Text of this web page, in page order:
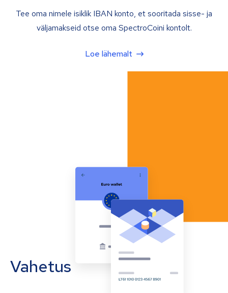
Tee oma nimele isiklik IBAN konto, et sooritada sisse- ja
väljamakseid otse oma SpectroCoini kontolt.
Loe lähemalt
Vahetus